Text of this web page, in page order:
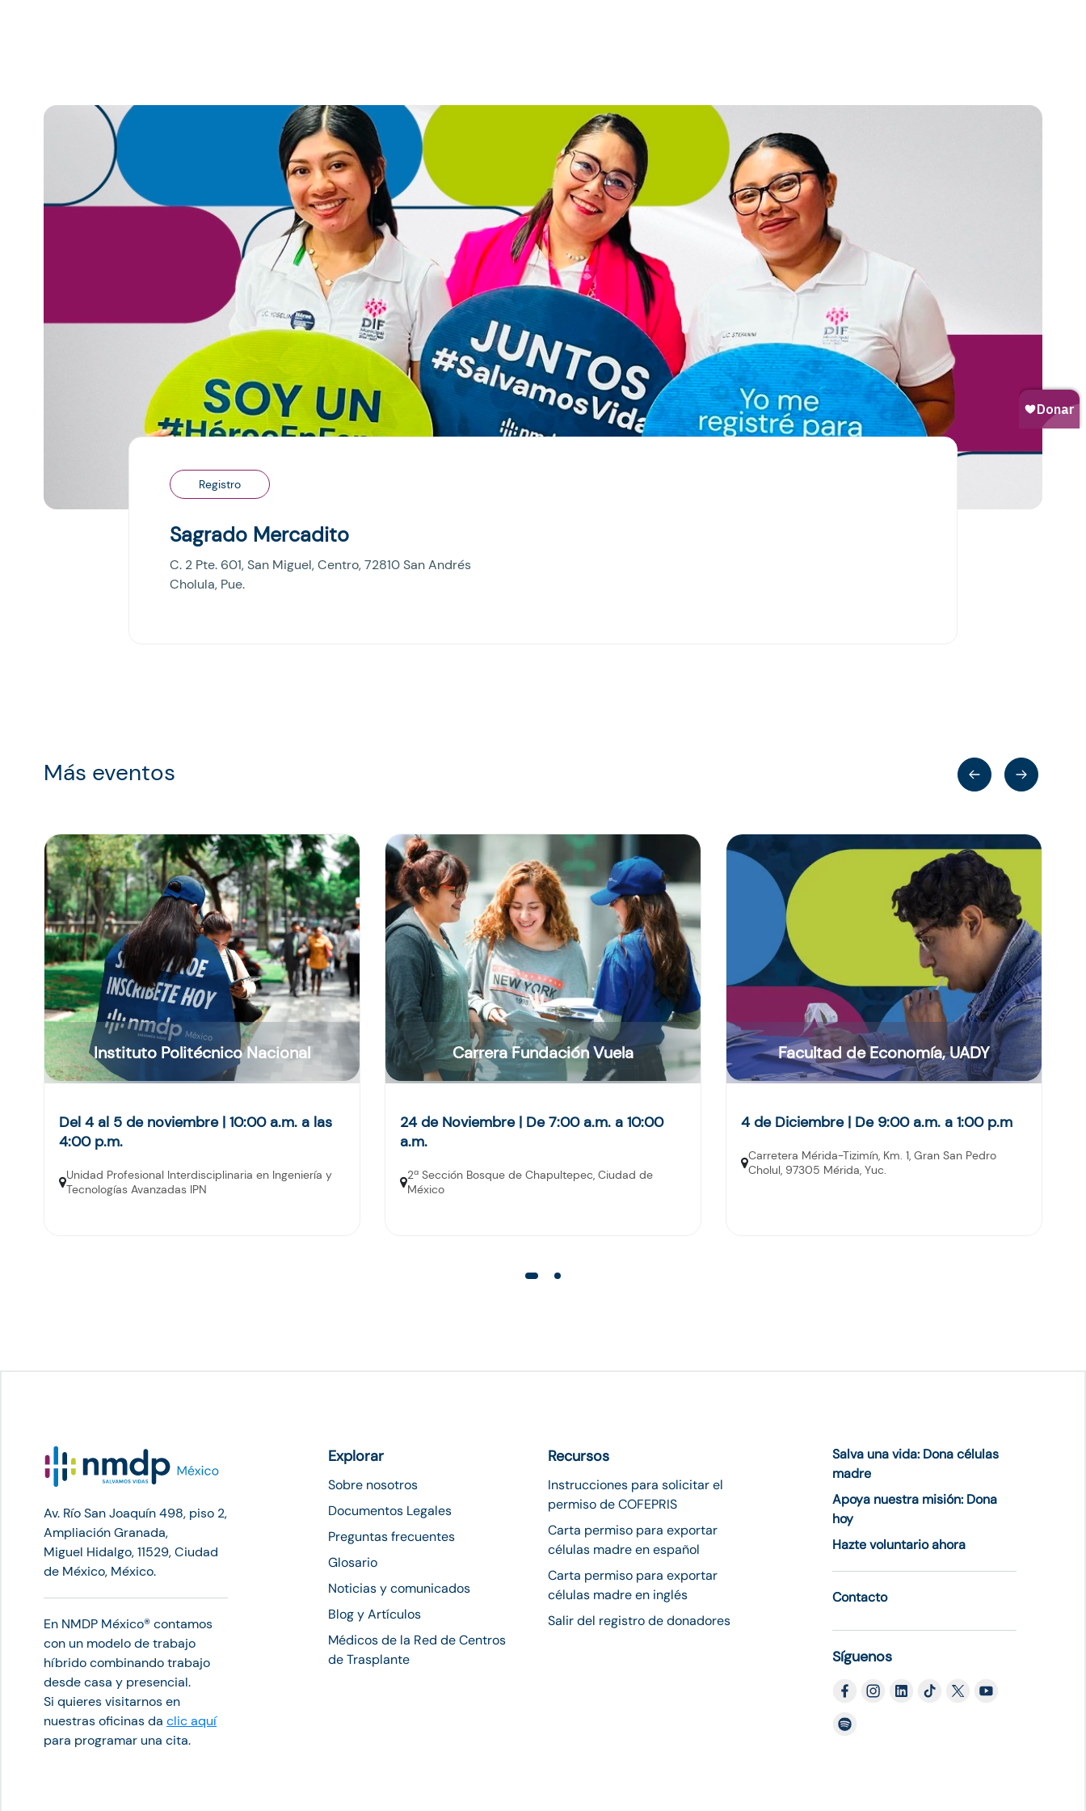
Registro
Sagrado Mercadito
C. 2 Pte. 601, San Miguel, Centro, 72810 San Andrés
Cholula, Pue.
Más eventos
Instituto Politécnico Nacional
Del 4 al 5 de noviembre | 10:00 a.m. a las
4:00 p.m.
Unidad Profesional Interdisciplinaria en Ingeniería y
Tecnologías Avanzadas IPN
Carrera Fundación Vuela
24 de Noviembre | De 7:00 a.m. a 10:00
a.m.
2ª Sección Bosque de Chapultepec, Ciudad de
México
Facultad de Economía, UADY
4 de Diciembre | De 9:00 a.m. a 1:00 p.m
Carretera Mérida-Tizimín, Km. 1, Gran San Pedro
Cholul, 97305 Mérida, Yuc.
Av. Río San Joaquín 498, piso 2,
Ampliación Granada,
Miguel Hidalgo, 11529, Ciudad
de México, México.
En NMDP México®︎ contamos
con un modelo de trabajo
híbrido combinando trabajo
desde casa y presencial.
Si quieres visitarnos en
nuestras oficinas da clic aquí
para programar una cita.
Explorar
Sobre nosotros
Documentos Legales
Preguntas frecuentes
Glosario
Noticias y comunicados
Blog y Artículos
Médicos de la Red de Centros
de Trasplante
Recursos
Instrucciones para solicitar el
permiso de COFEPRIS
Carta permiso para exportar
células madre en español
Carta permiso para exportar
células madre en inglés
Salir del registro de donadores
Salva una vida: Dona células
madre
Apoya nuestra misión: Dona
hoy
Hazte voluntario ahora
Contacto
Síguenos